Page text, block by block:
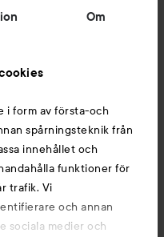
Om
i form av första-och
spårningsteknik från
innehållet och
funktioner för
trafik. Vi
och annan
sociala medier och